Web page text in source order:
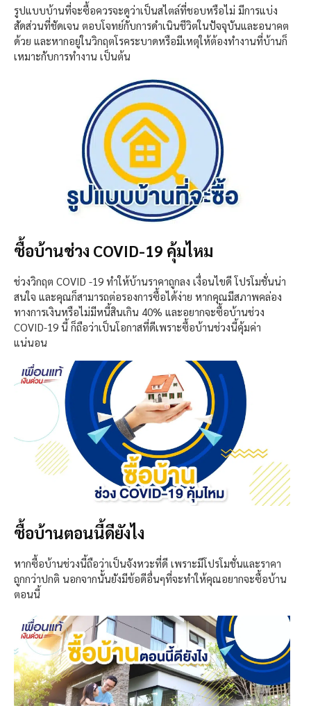
รูปแบบบ้านที่จะซื้อควรจะดูว่าเป็นสไตล์ที่ชอบหรือไม่ มีการแบ่ง
สัดส่วนที่ชัดเจน ตอบโจทย์กับการดำเนินชีวิตในปัจจุบันและอนาคต
ด้วย และหากอยู่ในวิกฤตโรคระบาดหรือมีเหตุให้ต้องทำงานที่บ้านก็
เหมาะกับการทำงาน เป็นต้น
ซื้อบ้านช่วง COVID-19 คุ้มไหม
ช่วงวิกฤต COVID -19 ทำให้บ้านราคาถูกลง เงื่อนไขดี โปรโมชั่นน่า
สนใจ และคุณก็สามารถต่อรองการซื้อได้ง่าย หากคุณมีสภาพคล่อง
ทางการเงินหรือไม่มีหนี้สินเกิน 40% และอยากจะซื้อบ้านช่วง
COVID-19 นี้ ก็ถือว่าเป็นโอกาสที่ดีเพราะซื้อบ้านช่วงนี้คุ้มค่า
แน่นอน
ซื้อบ้านตอนนี้ดียังไง
หากซื้อบ้านช่วงนี้ถือว่าเป็นจังหวะที่ดี เพราะมีโปรโมชั่นและราคา
ถูกกว่าปกติ นอกจากนั้นยังมีข้อดีอื่นๆที่จะทำให้คุณอยากจะซื้อบ้าน
ตอนนี้